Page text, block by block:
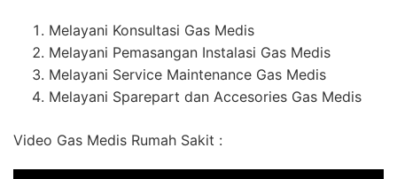
Melayani Konsultasi Gas Medis
Melayani Pemasangan Instalasi Gas Medis
Melayani Service Maintenance Gas Medis
Melayani Sparepart dan Accesories Gas Medis
Video Gas Medis Rumah Sakit :